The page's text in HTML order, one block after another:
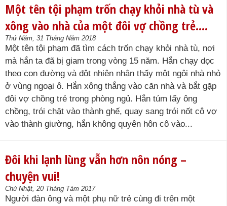
Một tên tội phạm trốn chạy khỏi nhà tù và
xông vào nhà của một đôi vợ chồng trẻ….
Thứ Năm, 31 Tháng Năm 2018
Một tên tội phạm đã tìm cách trốn chạy khỏi nhà tù, nơi
mà hắn ta đã bị giam trong vòng 15 năm. Hắn chạy dọc
theo con đường và đột nhiên nhận thấy một ngôi nhà nhỏ
ở vùng ngoại ô. Hắn xông thẳng vào căn nhà và bắt gặp
đôi vợ chồng trẻ trong phòng ngủ. Hắn túm lấy ông
chồng, trói chặt vào thành ghế, quay sang trói nốt cô vợ
vào thành giường, hắn không quyên hôn cô vào...
Đôi khi lạnh lùng vẫn hơn nôn nóng –
chuyện vui!
Chủ Nhật, 20 Tháng Tám 2017
Người đàn ông và một phụ nữ trẻ cùng đi trên một